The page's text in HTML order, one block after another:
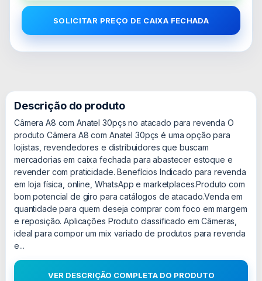
SOLICITAR PREÇO DE CAIXA FECHADA
Descrição do produto
Câmera A8 com Anatel 30pçs no atacado para revenda O
produto Câmera A8 com Anatel 30pçs é uma opção para
lojistas, revendedores e distribuidores que buscam
mercadorias em caixa fechada para abastecer estoque e
revender com praticidade. Benefícios Indicado para revenda
em loja física, online, WhatsApp e marketplaces.Produto com
bom potencial de giro para catálogos de atacado.Venda em
quantidade para quem deseja comprar com foco em margem
e reposição. Aplicações Produto classificado em Câmeras,
ideal para compor um mix variado de produtos para revenda
e...
VER DESCRIÇÃO COMPLETA DO PRODUTO